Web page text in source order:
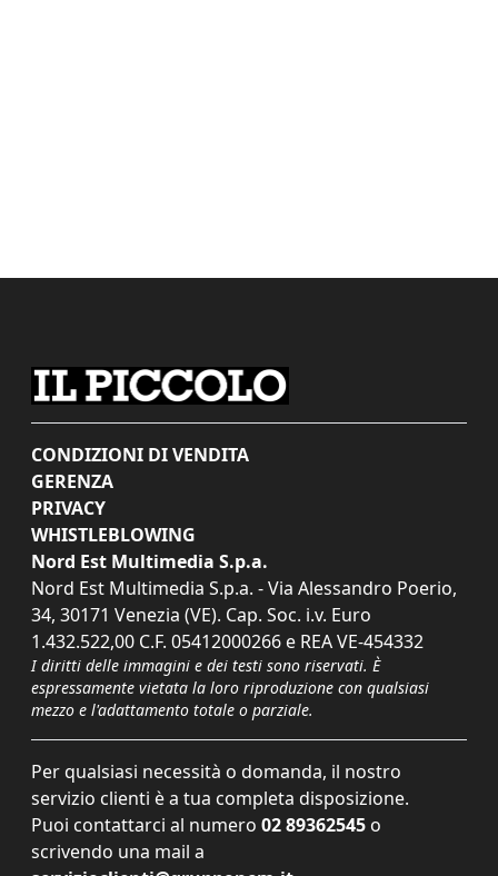
CONDIZIONI DI VENDITA
GERENZA
PRIVACY
WHISTLEBLOWING
Nord Est Multimedia S.p.a.
Nord Est Multimedia S.p.a. - Via Alessandro Poerio,
34, 30171 Venezia (VE). Cap. Soc. i.v. Euro
1.432.522,00 C.F. 05412000266 e REA VE-454332
I diritti delle immagini e dei testi sono riservati. È
espressamente vietata la loro riproduzione con qualsiasi
mezzo e l'adattamento totale o parziale.
Per qualsiasi necessità o domanda, il nostro
servizio clienti è a tua completa disposizione.
Puoi contattarci al numero 02 89362545 o
scrivendo una mail a